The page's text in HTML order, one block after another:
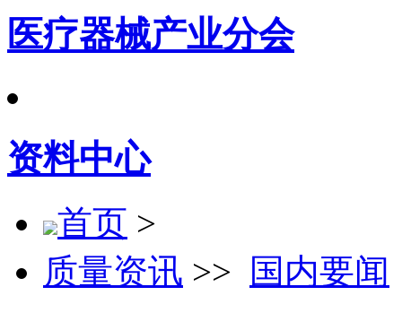
医疗器械产业分会
资料中心
首页 >
质量资讯 >> 国内要闻